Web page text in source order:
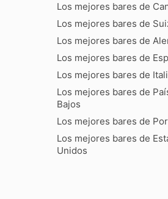
Los mejores bares de
Los mejores bares de
Los mejores bares de
Los mejores bares de
Los mejores bares de
Los mejores bares de
Bajos
Los mejores bares de
Los mejores bares de
Unidos